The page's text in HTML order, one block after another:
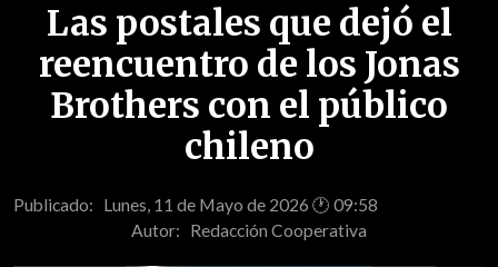
Las postales que dejó el
reencuentro de los Jonas
Brothers con el público
chileno
Publicado: Lunes, 11 de Mayo de 2026 🕐 09:58
Autor: Redacción Cooperativa